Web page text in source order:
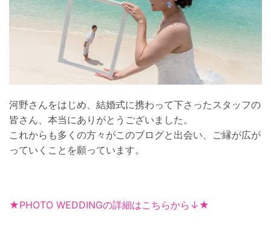
河野さんをはじめ、結婚式に携わって下さったスタッフの
皆さん、本当にありがとうございました。
これからも多くの方々がこのブログと出会い、ご縁が広が
っていくことを願っています。
★PHOTO WEDDINGの詳細はこちらから↓★